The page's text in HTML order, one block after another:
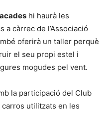
hi haurà les
a càrrec de l’Associació
oferirà un taller perquè
el seu propi estel i
mogudes pel vent.
la participació del Club
utilitzats en les